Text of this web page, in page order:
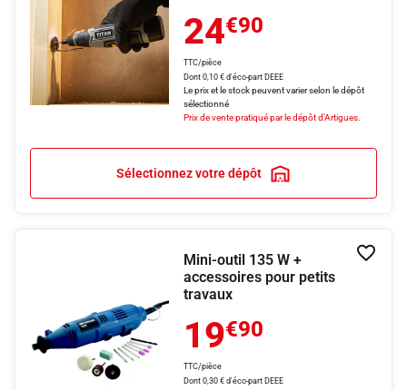
24€90
TTC/pièce
Dont 0,10 € d'éco-part DEEE
Le prix et le stock peuvent varier selon le dépôt
sélectionné
Prix de vente pratiqué par le dépôt d'Artigues.
Sélectionnez votre dépôt
Mini-outil 135 W +
accessoires pour petits
travaux
19€90
TTC/pièce
Dont 0,30 € d'éco-part DEEE